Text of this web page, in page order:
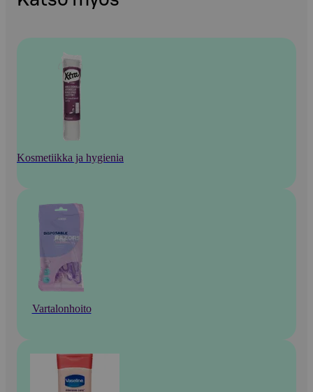
Kosmetiikka ja hygienia
Vartalonhoito